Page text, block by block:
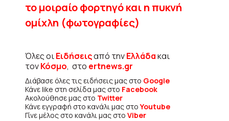
το μοιραίο φορτηγό και η πυκνή
ομίχλη (φωτογραφίες)
Όλες οιΕιδήσειςαπό τηνΕλλάδακαι
τονΚόσμο, στο ertnews.gr
Διάβασε όλες τις ειδήσεις μας στο Google
Κάνε like στη σελίδα μας στο Facebook
Ακολούθησε μας στο Twitter
Κάνε εγγραφή στο κανάλι μας στοYoutube
Γίνε μέλος στο κανάλι μας στο Viber